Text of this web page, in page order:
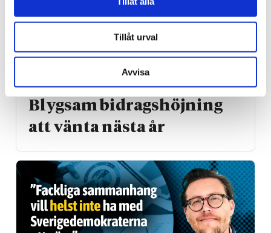
Tillåt urval
Avvisa
Vardag
Blygsam bidrags­höjning
att vänta nästa år